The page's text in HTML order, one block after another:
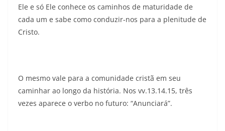
Ele e só Ele conhece os caminhos de maturidade de
cada um e sabe como conduzir-nos para a plenitude de
Cristo.
O mesmo vale para a comunidade cristã em seu
caminhar ao longo da história. Nos vv.13.14.15, três
vezes aparece o verbo no futuro: “Anunciará”.